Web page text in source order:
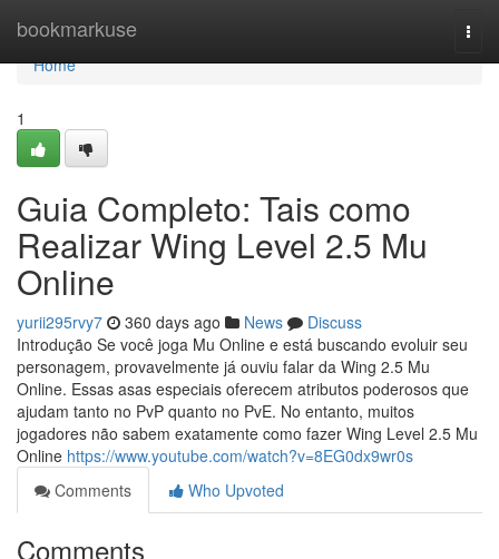
bookmarkuse
Home
Home
1
Guia Completo: Tais como
Realizar Wing Level 2.5 Mu
Online
yurii295rvy7 360 days ago News
Discuss
Introdução Se você joga Mu Online e está buscando evoluir seu
personagem, provavelmente já ouviu falar da Wing 2.5 Mu
Online. Essas asas especiais oferecem atributos poderosos que
ajudam tanto no PvP quanto no PvE. No entanto, muitos
jogadores não sabem exatamente como fazer Wing Level 2.5 Mu
Online https://www.youtube.com/watch?v=8EG0dx9wr0s
Comments
Who Upvoted
Comments